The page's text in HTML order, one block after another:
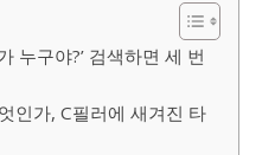
누구야?’ 검색하면 세 번
인가, C필러에 새겨진 타